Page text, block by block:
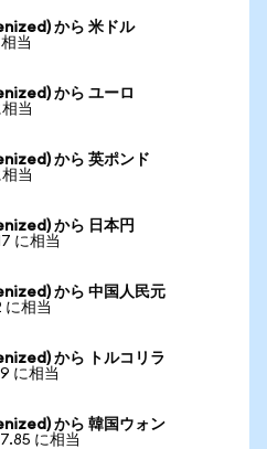
から 米ドル
当
から ユーロ
当
から 英ポンド
当
から 日本円
に相当
から 中国人民元
に相当
から トルコリラ
に相当
から 韓国ウォン
に相当